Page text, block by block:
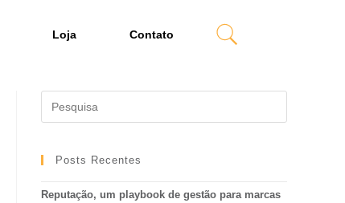
Loja Contato
Posts Recentes
Reputação, um playbook de gestão para marcas